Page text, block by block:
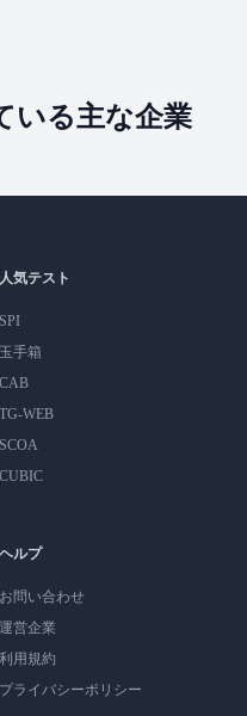
いる主な企業
人気テスト
SPI
玉手箱
CAB
TG-WEB
SCOA
CUBIC
ヘルプ
お問い合わせ
運営企業
利用規約
プライバシーポリシー